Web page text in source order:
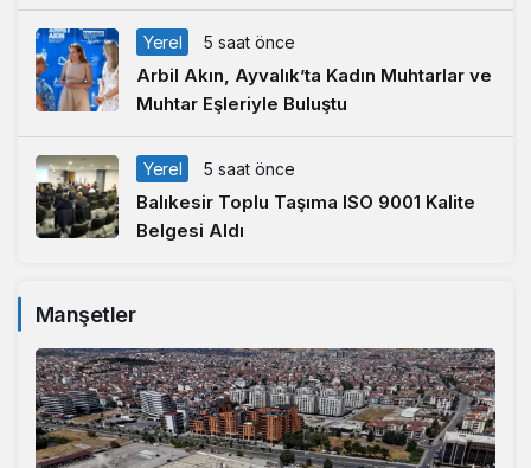
Yerel 5 saat önce
Arbil Akın, Ayvalık’ta Kadın Muhtarlar ve
Muhtar Eşleriyle Buluştu
Yerel 5 saat önce
Balıkesir Toplu Taşıma ISO 9001 Kalite
Belgesi Aldı
Manşetler